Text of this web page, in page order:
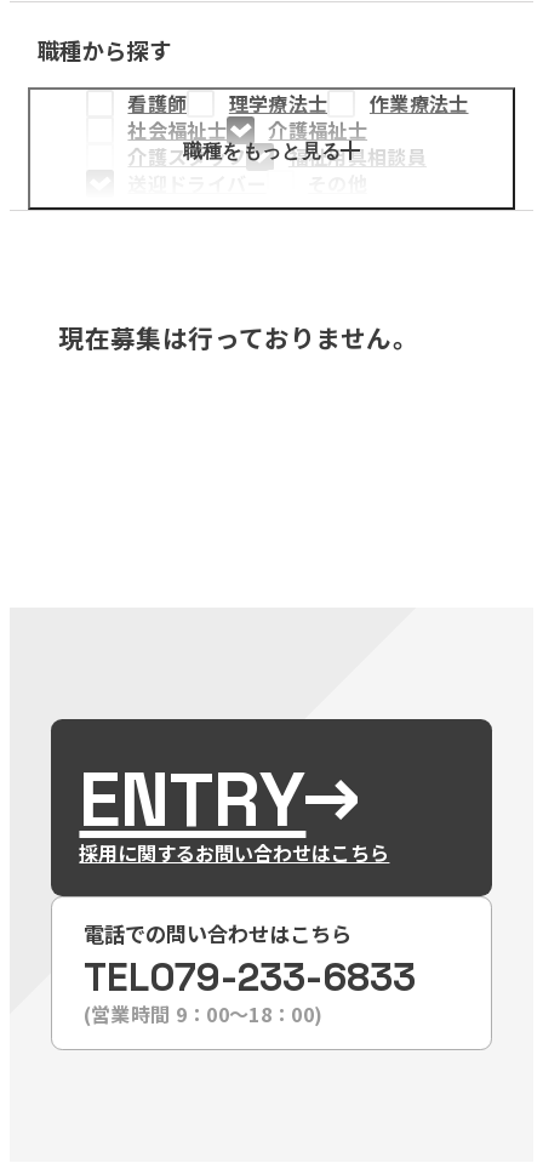
採用情報
医療・介護事業
募集職種
職種から探す
看護師 理学療法士
作業療法士
社会福祉士
介護福祉士
介護スタッフ
福祉用具相談員
職種をもっと見る
現在募集は行っておりません。
ENTRY
採用に関するお問い合わせはこちら
電話での問い合わせはこちら
TEL079-233-6833
(営業時間 9：00〜18：00)